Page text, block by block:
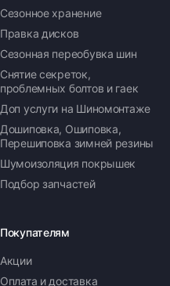
Сезонное хранение
Правка дисков
Сезонная переобувка шин
Снятие секреток,
проблемных болтов и гаек
Доп услуги на Шиномонтаже
Дошиповка, Ошиповка,
Перешиповка зимней резины
Шумоизоляция покрышек
Подбор запчастей
Покупателям
Акции
Оплата и доставка